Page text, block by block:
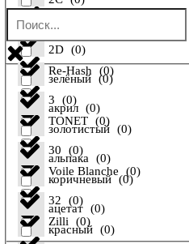
Pollini
Re-Hash (0)
TONET (0)
Voile Blanche (0)
Zilli (0)
2D (0)
3 (0)
30 (0)
32 (0)
желтый
зелёный (0)
золотистый (0)
коричневый (0)
красный (0)
акрил (0)
альпака (0)
ацетат (0)